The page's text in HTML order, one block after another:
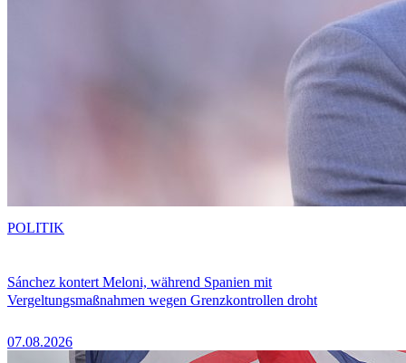
Sánchez kontert Meloni, während Spanien mit
Vergeltungsmaßnahmen wegen Grenzkontrollen droht
07.08.2026
POLITIK